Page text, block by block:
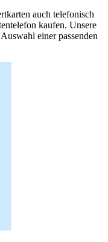
auch telefonisch
kaufen. Unsere
einer passenden